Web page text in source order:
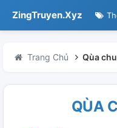
ZingTruyen.Xyz
Trang Chủ Qùa
QÙA